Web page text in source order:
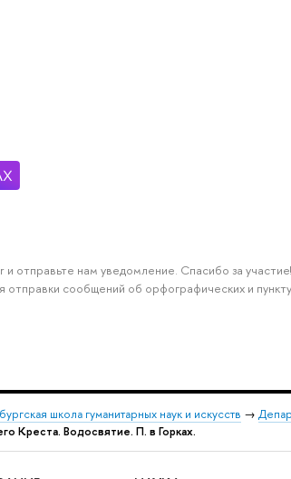
отправьте нам уведомление. Спасибо за участие!
отправки сообщений об орфографических и
школа гуманитарных наук и искусств →
Креста. Водосвятие. П. в Горках.